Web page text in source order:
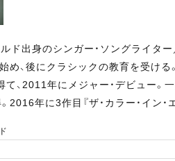
ド出身のシンガー・ソングライ
、後にクラシックの教育を受け
、2011年にメジャー・デビュー。
年に3作目『ザ・カラー・イン・